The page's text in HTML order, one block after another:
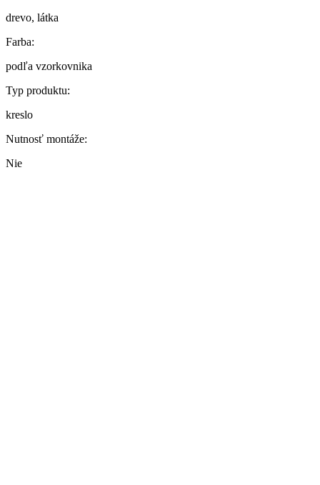
drevo, látka
Farba:
podľa vzorkovnika
Typ produktu:
kreslo
Nutnosť montáže:
Nie